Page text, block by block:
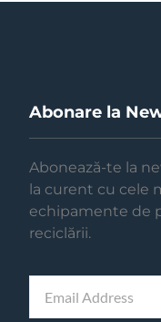
Abonare la
Abonează-te la
la curent cu cele
echipamente de
reciclării.